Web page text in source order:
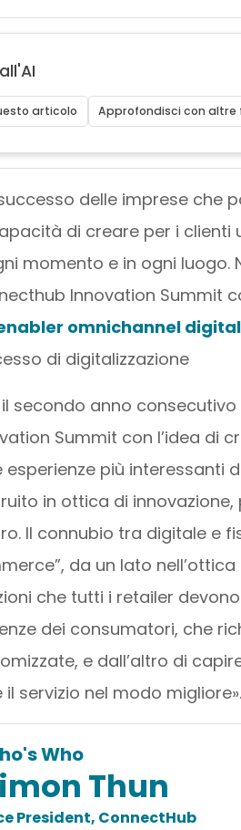
articolo Approfondisci con altre
delle imprese che
di creare per i clienti
momento e in ogni luogo.
Innovation Summit
omnichannel
di digitalizzazione
il secondo anno
Summit con l’idea di
esperienze più interessanti
in ottica di
Il connubio tra digitale e
da un lato
che tutti i retailer
dei consumatori, che
e dall’altro di
il servizio nel modo migliore».
Who
Thun
President, ConnectHub